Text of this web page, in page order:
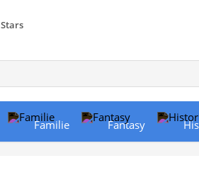
Familie Fantasy